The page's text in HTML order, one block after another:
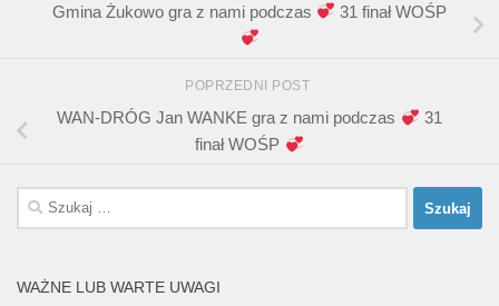
Gmina Żukowo gra z nami podczas 31 finał WOŚP
POPRZEDNI POST
WAN-DRÓG Jan WANKE gra z nami podczas
31
finał WOŚP
Szukaj:
WAŻNE LUB WARTE UWAGI